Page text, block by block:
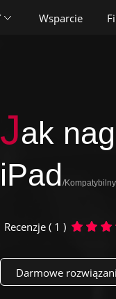
Wsparcie
Jak
iPad/
Recenzje ( 1 )
Darmowe